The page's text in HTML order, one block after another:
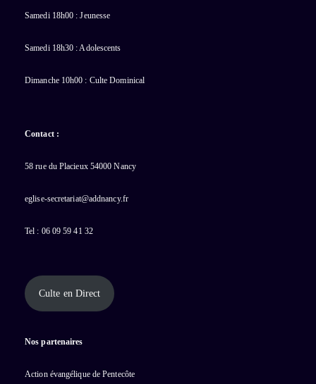
Samedi 18h00 : Jeunesse
Samedi 18h30 : Adolescents
Dimanche 10h00 : Culte Dominical
Contact :
58 rue du Placieux 54000 Nancy
eglise-secretariat@addnancy.fr
Tel : 06 09 59 41 32
Culte en Direct
Nos partenaires
Action évangélique de Pentecôte